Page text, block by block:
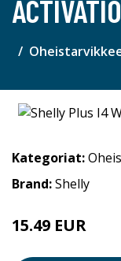
Kategoriat:
Brand:Shelly
15.49 EUR